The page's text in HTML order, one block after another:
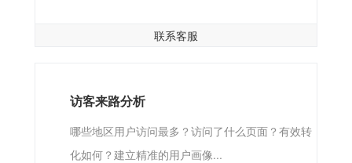
联系客服
访客来路分析
哪些地区用户访问最多？访问了什么页面？有效转
化如何？建立精准的用户画像...